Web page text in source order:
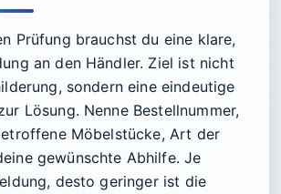
Prüfung brauchst du eine klare,
an den Händler. Ziel ist nicht
sondern eine eindeutige
Lösung. Nenne Bestellnummer,
Möbelstücke, Art der
gewünschte Abhilfe. Je
desto geringer ist die